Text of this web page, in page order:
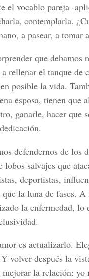
el vocablo pareja -
contemplarla.
a pasear, a tomar
que
a rellenar el tanque
posible la vida.
esposa, tienen
ganarle, hacer que
defendernos de los
salvajes que
deportistas,
la luna de fases.
la enfermedad,
es actualizarlo.
volver después la
mejorar la relación: